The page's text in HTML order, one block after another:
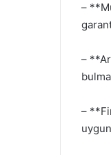
–
–
–